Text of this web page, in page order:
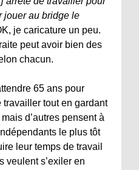
jouer au bridge le
je caricature un peu.
peut avoir bien des
chacun.
65 ans pour
tout en gardant
d’autres pensent à
le plus tôt
leur temps de travail
veulent s’exiler en